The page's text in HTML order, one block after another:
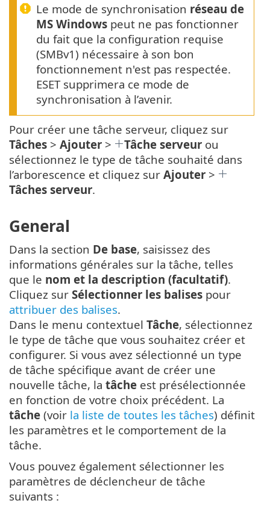
Le mode de synchronisation réseau de
MS Windows peut ne pas fonctionner
du fait que la configuration requise
(SMBv1) nécessaire à son bon
fonctionnement n'est pas respectée.
ESET supprimera ce mode de
synchronisation à l’avenir.
Pour créer une tâche serveur, cliquez sur
Tâches > Ajouter > Tâche serveur ou
sélectionnez le type de tâche souhaité dans
l’arborescence et cliquez sur Ajouter >
Tâches serveur.
General
Dans la section De base, saisissez des
informations générales sur la tâche, telles
que le nom et la description (facultatif).
Cliquez sur Sélectionner les balises pour
attribuer des balises.
Dans le menu contextuel Tâche, sélectionnez
le type de tâche que vous souhaitez créer et
configurer. Si vous avez sélectionné un type
de tâche spécifique avant de créer une
nouvelle tâche, la tâche est présélectionnée
en fonction de votre choix précédent. La
tâche (voir la liste de toutes les tâches) définit
les paramètres et le comportement de la
tâche.
Vous pouvez également sélectionner les
paramètres de déclencheur de tâche
suivants :